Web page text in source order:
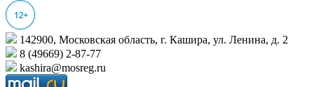
142900, Московская область, г. Кашира, ул. Ленина, д. 2
8 (49669) 2-87-77
kashira@mosreg.ru